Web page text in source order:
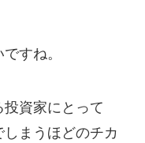
すね。
資家にとって
まうほどのチカ